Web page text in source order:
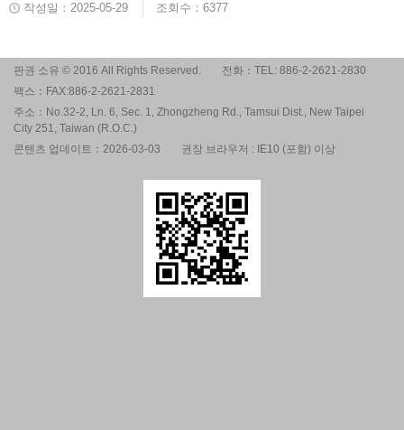
작성일：2025-05-29 조회수：6377
판권 소유 © 2016 All Rights Reserved.
전화：TEL: 886-2-2621-2830
팩스：FAX:886-2-2621-2831
주소：No.32-2, Ln. 6, Sec. 1, Zhongzheng Rd., Tamsui Dist., New Taipei
City 251, Taiwan (R.O.C.)
콘텐츠 업데이트：2026-03-03
권장 브라우저 : IE10 (포함) 이상